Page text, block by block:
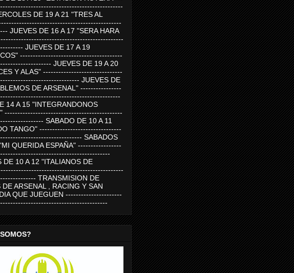
DE 19 A 21 "TRES AL
JUEVES DE 16 A 17 "SERA HARA
JUEVES DE 17 A 19
----------------------------------------
JUEVES DE 19 A 20
Y ALAS" -------------------------------
JUEVES DE
DE ARSENAL" ----------------
14 A 15 "INTEGRANDONOS
----------------------------------------------
SABADO DE 10 A 11
TANGO" --------------------------------
SABADOS
QUERIDA ESPAÑA" -----------------
DE 10 A 12 "ITALIANOS DE
TRANSMISION DE
DE ARSENAL , RACING Y SAN
QUE JUEGUEN ----------------------